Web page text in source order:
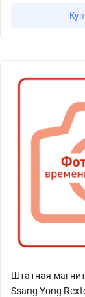
Штатная
Ssang Yong